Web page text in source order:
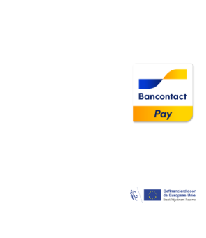
Image
Image